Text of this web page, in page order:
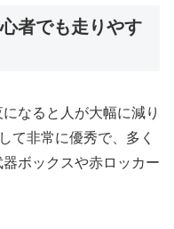
者でも走りやす
なると人が大幅に減り
て非常に優秀で、多く
ボックスや赤ロッカー